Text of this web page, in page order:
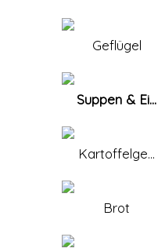
Geflügel
Suppen & Ei...
Kartoffelge...
Brot